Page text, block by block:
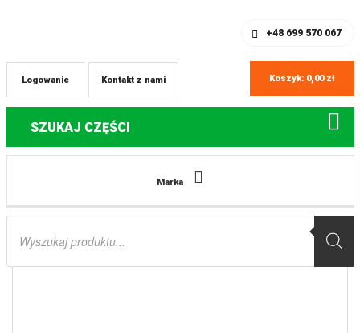
+48 699 570 067
Kontakt z nami
Logowanie Koszyk: 0,00 zł
SZUKAJ CZĘŚCI
Marka
Wyszukiwarka
Części do quadów Polaris
425/500 ALL BALLS